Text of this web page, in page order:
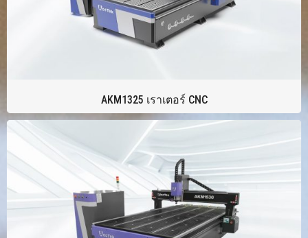
AKM1325 เราเตอร์ CNC